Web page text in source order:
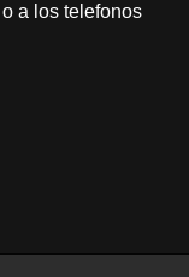
o a los telefonos